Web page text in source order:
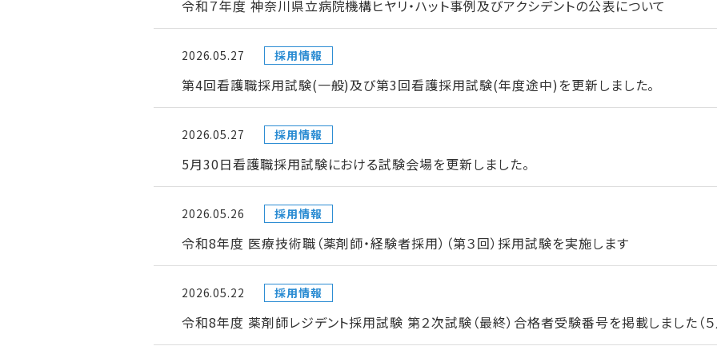
令和７年度 神奈川県立病院機構ヒヤリ・ハット事例及びアクシデントの公表について
2026.05.27 採用情報
第4回看護職採用試験(一般)及び第3回看護採用試験(年度途中)を更新しました。
2026.05.27 採用情報
5月30日看護職採用試験における試験会場を更新しました。
2026.05.26 採用情報
令和8年度 医療技術職（薬剤師・経験者採用）（第３回）採用試験を実施します
2026.05.22 採用情報
令和8年度 薬剤師レジデント採用試験 第２次試験（最終）合格者受験番号を掲載しました（